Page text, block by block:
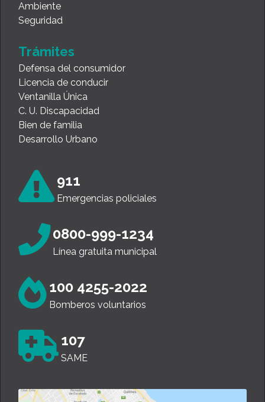
Ambiente
Seguridad
Trámites
Defensa del consumidor
Licencia de conducir
Ventanilla Única
C. U. Discapacidad
Bien de familia
Desarrollo Urbano
911
Emergencias policiales
0800-999-1234
Línea gratuita municipal
100 4255-2022
Bomberos voluntarios
107
SAME